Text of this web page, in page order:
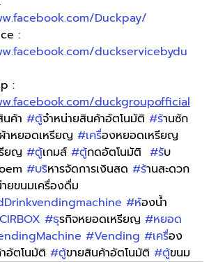
Duckpay/
:
duckservicebydu
:
duckgroupofficial
ค้า #ตู้จำหน่ายสินค้าอัตโนมัติ #ร้านซัก
าหยอดเหรียญ #เครื่องหยอดเหรียญ
ยญ #ตู้เกมส์ #ตู้กดอัตโนมัติ #รับ
#บริหารจัดการเงินสด #ร้านสะดวก
ยขนมเครื่องดื่ม
#ห้องน้ำ
#ธุรกิจหยอดเหรียญ #หยอด
#Vending #เครื่อง
อัตโนมัติ #ตู้ขายสินค้าอัตโนมัติ #ตู้ขนม